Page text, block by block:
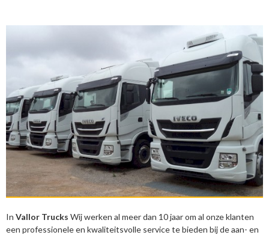
In Vallor Trucks Wij werken al meer dan 10 jaar om al onze klanten
een professionele en kwaliteitsvolle service te bieden bij de aan- en